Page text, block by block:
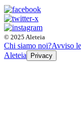
© 2025 Aleteia
Chi siamo noi?Avviso
Aleteia
Privacy